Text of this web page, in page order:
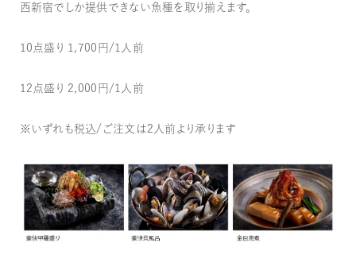
西新宿でしか提供できない魚種を取り揃えます。
10点盛り 1,700円/1人前
12点盛り 2,000円/1人前
※いずれも税込/ご注文は2人前より承ります